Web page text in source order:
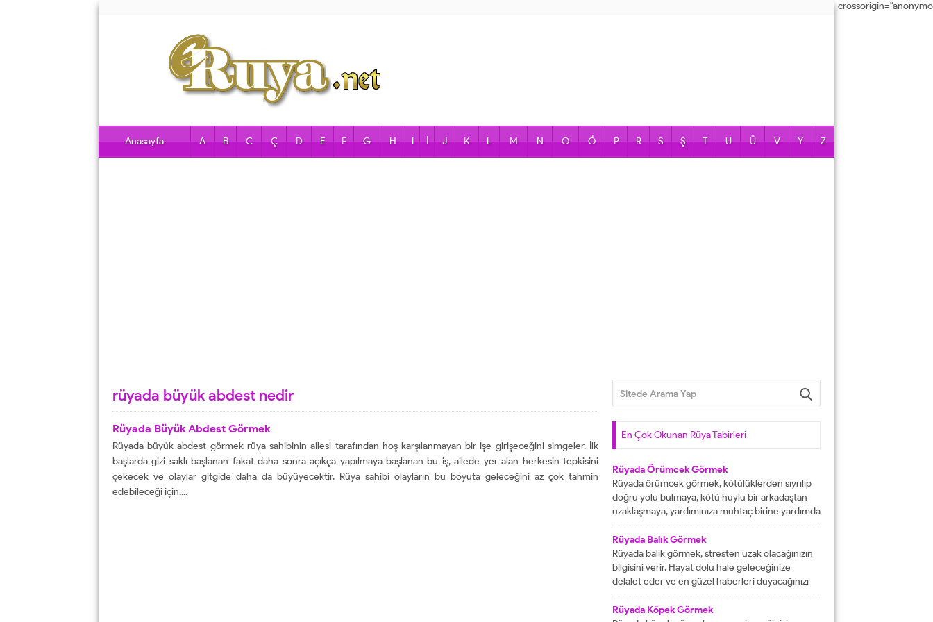
Anasayfa A B C Ç D E F G H I İ J K L M N O Ö P R S Ş T U Ü V Y Z
rüyada büyük abdest nedir
Rüyada Büyük Abdest Görmek
Rüyada büyük abdest görmek rüya sahibinin ailesi tarafından hoş karşılanmayan bir işe girişeceğini simgeler. İlk
başlarda gizi saklı başlanan fakat daha sonra açıkça yapılmaya başlanan bu iş, ailede yer alan herkesin tepkisini
çekecek ve olaylar gitgide daha da büyüyecektir. Rüya sahibi olayların bu boyuta geleceğini az çok tahmin
edebileceği için,...
En Çok Okunan Rüya Tabirleri
Rüyada Örümcek Görmek
Rüyada örümcek görmek, kötülüklerden sıyrılıp
doğru yolu bulmaya, kötü huylu bir arkadaştan
uzaklaşmaya, yardımınıza muhtaç birine yardımda
bulunmaya işarettir. Rüyada örümcekler görmek
yani çok sayıda örümcekler görülmesi kısa
zamanda haneye gelecek bolluk ve berekete,
aile içinden birine gelecek paraya tabir edilir.
Rüyada evde örümcek görmek, düşmanı
tarafından kötülüğe uğramaya, sıkıntılar içine...
Rüyada Balık Görmek
Rüyada balık görmek, stresten uzak olacağınızın
bilgisini verir. Hayat dolu hale geleceğinize
delalet eder ve en güzel haberleri duyacağınızı
göstermektedir. Büyük bir mutluluğa
ulaşacağınıza delalet eder ve kısmetlerinizin
Rüyada Köpek Görmek